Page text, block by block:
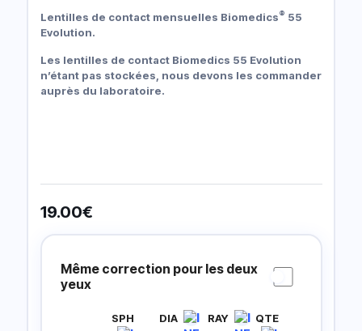
Lentilles de contact mensuelles Biomedics® 55
Evolution.
Les lentilles de contact Biomedics 55 Evolution
n’étant pas stockées, nous devons les commander
auprès du laboratoire.
19.00€
Prescripción
Même correction pour les deux
yeux
SPH DIA RAY QTE